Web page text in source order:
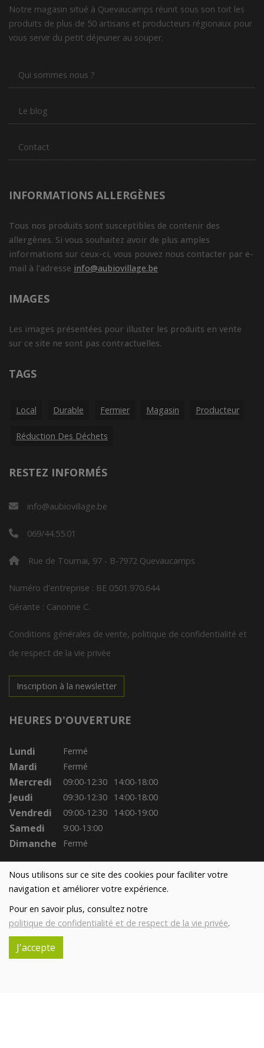
Nous utilisons sur ce site des cookies pour faciliter votre
navigation et améliorer votre expérience.
Pour en savoir plus, consultez notre
politique de confidentialité et de respect de la vie privée.
J'accepte
- 1 pc
Réception souhaitée le
5.74€/pc
-
Réception souhaitée le
Savon Alep bio liquide 500ml Najel
ASINERIE DU PAYS DES COLLINES SRL 10.9€/pc
- pc
10.9 €
Réception souhaitée le